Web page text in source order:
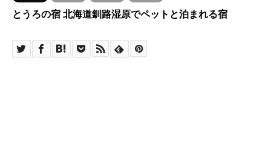
とうろの宿 北海道釧路湿原でペットと泊まれる宿